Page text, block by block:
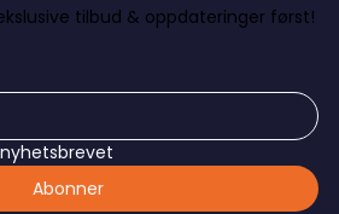
tilbud & oppdateringer først!
Abonner